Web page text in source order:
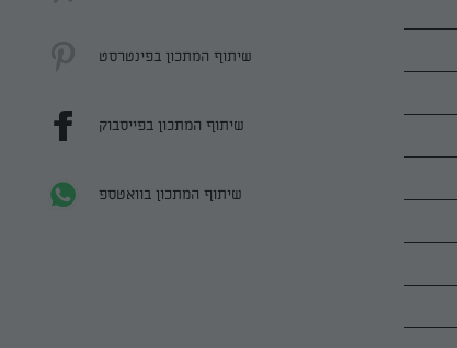
שיתוף המתכון בפינטרסט
שיתוף המתכון בפייסבוק
שיתוף המתכון בוואטספ